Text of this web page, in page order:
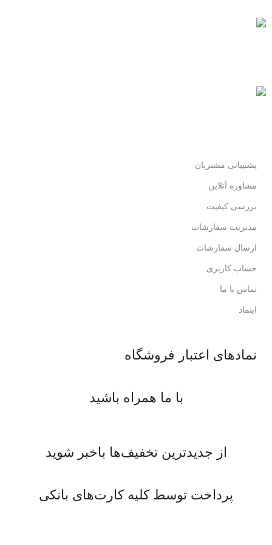
پشتیبانی مشتریان
مشاوره آنلاین
بررسی کیفیت
مدیریت سفارشات
ارسال سفارشات
حساب کاربری
تماس با ما
اینماد
نمادهای اعتبار فروشگاه
با ما همراه باشید
از جدیدترین تخفیف‌ها باخبر شوید
پرداخت توسط کلیه کارت‌های بانکی